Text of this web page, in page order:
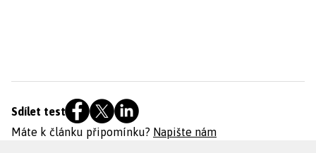
Sdílet test
Máte k článku připomínku? Napište nám